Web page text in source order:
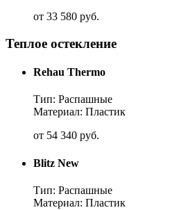
от 33 580 руб.
Теплое остекление
Rehau Thermo
Тип: Распашные
Материал: Пластик
от 54 340 руб.
Blitz New
Тип: Распашные
Материал: Пластик